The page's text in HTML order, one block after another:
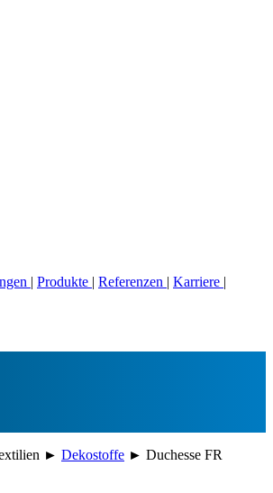
| Produkte | Referenzen | Karriere |
► Dekostoffe ► Duchesse FR